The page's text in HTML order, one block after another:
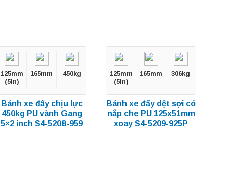
125mm
(5in)
165mm 450kg
Bánh xe đẩy chịu lực
450kg PU vành Gang
5×2 inch S4-5208-959
125mm
(5in)
165mm 306kg
Bánh xe đẩy dệt sợi có
nắp che PU 125x51mm
xoay S4-5209-925P